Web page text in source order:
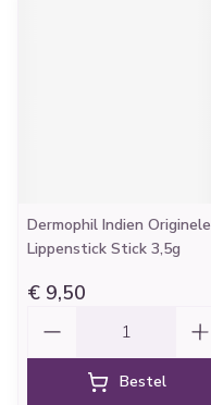
Dermophil Indien Originele
Lippenstick Stick 3,5g
€ 9,50
Bestel